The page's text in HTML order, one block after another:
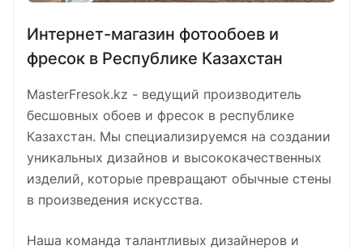
Интернет-магазин фотообоев и
фресок в Республике Казахстан
MasterFresok.kz - ведущий производитель
бесшовных обоев и фресок в республике
Казахстан. Мы специализируемся на создании
уникальных дизайнов и высококачественных
изделий, которые превращают обычные стены
в произведения искусства.
Наша команда талантливых дизайнеров и